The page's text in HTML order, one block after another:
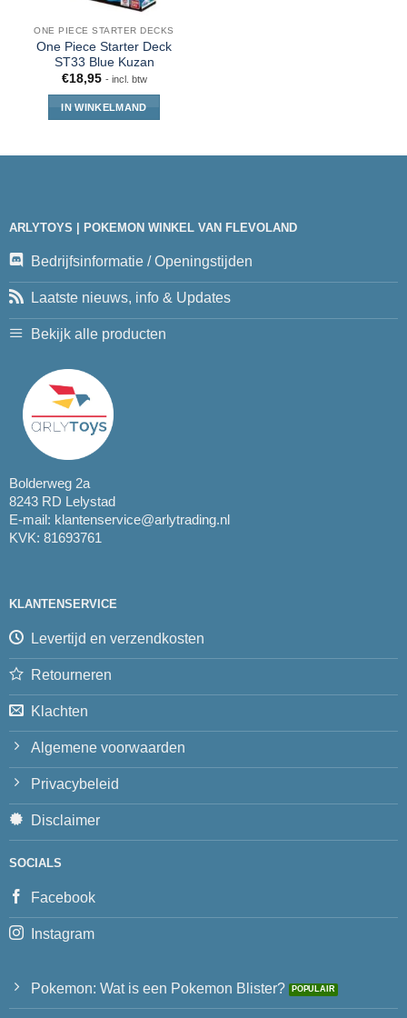
ONE PIECE STARTER DECKS
One Piece Starter Deck
ST33 Blue Kuzan
€18,95 - incl. btw
IN WINKELMAND
ARLYTOYS | POKEMON WINKEL VAN FLEVOLAND
Bedrijfsinformatie / Openingstijden
Laatste nieuws, info & Updates
Bekijk alle producten
Bolderweg 2a
8243 RD Lelystad
E-mail: klantenservice@arlytrading.nl
KVK: 81693761
KLANTENSERVICE
Levertijd en verzendkosten
Retourneren
Klachten
Algemene voorwaarden
Privacybeleid
Disclaimer
SOCIALS
Facebook
Instagram
Pokemon: Wat is een Pokemon Blister?